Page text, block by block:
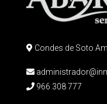
Condes de Soto
966 308 777